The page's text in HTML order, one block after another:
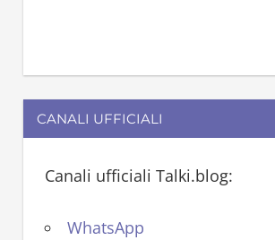
CANALI UFFICIALI
Canali ufficiali Talki.blog:
WhatsApp